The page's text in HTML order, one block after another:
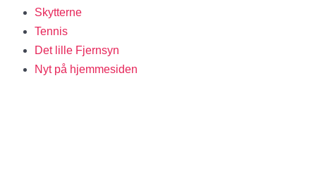
Skytterne
Tennis
Det lille Fjernsyn
Nyt på hjemmesiden